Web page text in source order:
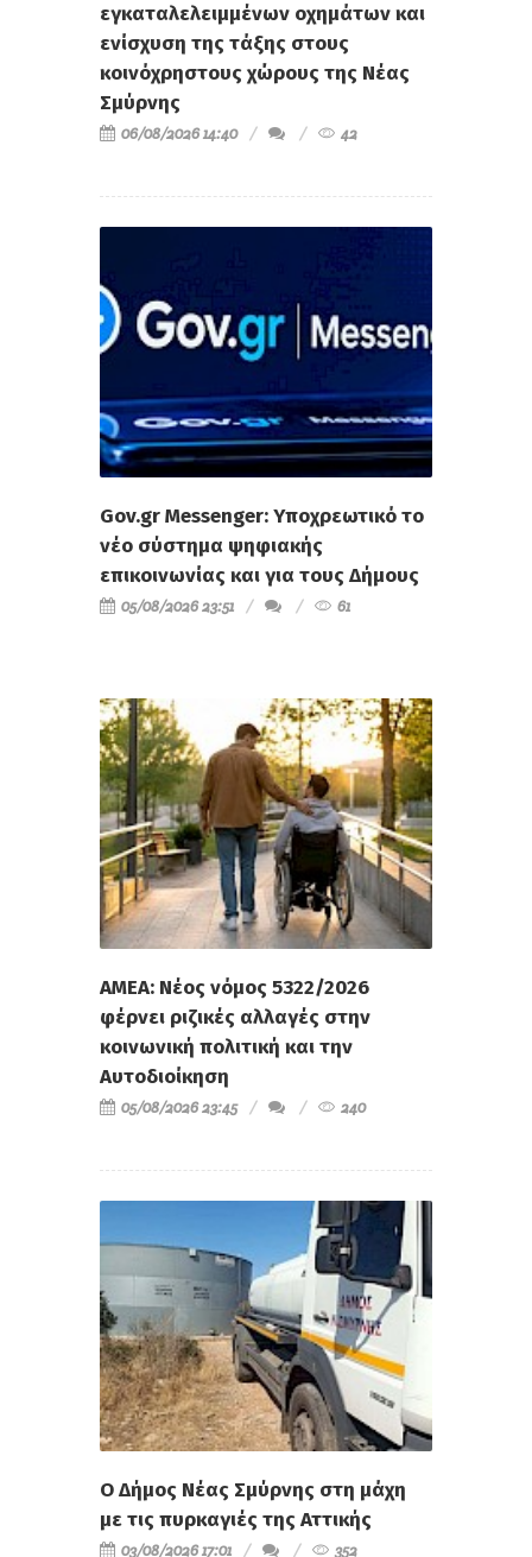
εγκαταλελειμμένων οχημάτων και
ενίσχυση της τάξης στους
κοινόχρηστους χώρους της Νέας
Σμύρνης
06/08/2026 14:40 42
Gov.gr Messenger: Υποχρεωτικό το
νέο σύστημα ψηφιακής
επικοινωνίας και για τους Δήμους
05/08/2026 23:51 61
ΑΜΕΑ: Νέος νόμος 5322/2026
φέρνει ριζικές αλλαγές στην
κοινωνική πολιτική και την
Αυτοδιοίκηση
05/08/2026 23:45 240
Ο Δήμος Νέας Σμύρνης στη μάχη
με τις πυρκαγιές της Αττικής
03/08/2026 17:01 352